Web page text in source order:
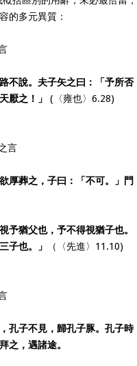
的多元異質：
不說。夫子矢之曰：「予所否
厭之！」
(〈雍也〉6.28)
言
厚葬之，子曰：「不可。」門
予猶父也，予不得視猶子也。
子也。」
（〈先進〉11.10)
孔子不見，歸孔子豚。孔子時
之，遇諸途。